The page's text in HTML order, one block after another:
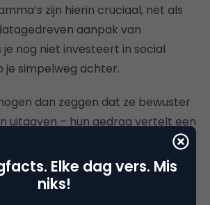
zijn hierin cruciaal, net als
aanpak van
je nog niet investeert in social
je simpelweg achter.
dan zeggen dat ze bewuster
uitgaven – hun gedrag vertelt een
retailwereld van 2025 draait om
op deze paradox. Ben jij er klaar
Elke dag vers. Mis
niks!